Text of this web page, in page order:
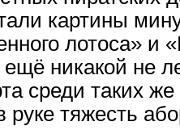
картины
лотоса» и
никакой не
среди таких
руке тяжесть